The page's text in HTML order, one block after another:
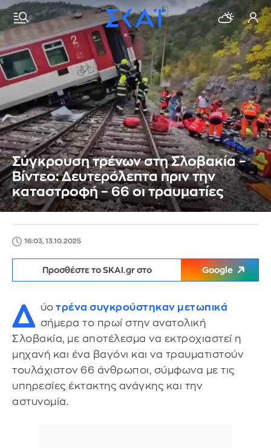
Σύγκρουση τρένων στη Σλοβακία –
Βίντεο: Δευτερόλεπτα πριν την
καταστροφή – 66 οι τραυματίες
16:03, 13.10.2025
Προσθέστε το SKAI.gr στο Google
Δ ύο τρένα συγκρούστηκαν μετωπικά
σήμερα το πρωί στην ανατολική
Σλοβακία, με αποτέλεσμα να εκτροχιαστεί η
μηχανή και ένα βαγόνι και να τραυματιστούν
τουλάχιστον 66 άνθρωποι, σύμφωνα με τις
υπηρεσίες έκτακτης ανάγκης και την
αστυνομία.